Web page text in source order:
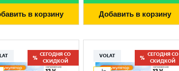
в корзину Добавить в корзину
СЕГОДНЯ СО
СКИДКОЙ
VOLAT
СЕГОДНЯ СО
СКИДКОЙ